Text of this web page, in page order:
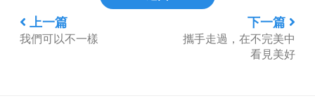
上一篇
我們可以不一樣
下一篇
攜手走過，在不完美中
看見美好